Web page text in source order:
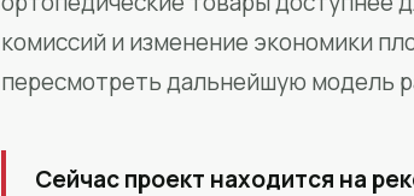
комиссий и изменение экономики
пересмотреть дальнейшую модель
Сейчас проект находится на